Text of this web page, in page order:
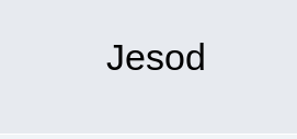
Jesod